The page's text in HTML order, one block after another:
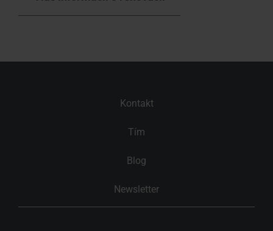
Kontakt
Tím
Blog
Newsletter